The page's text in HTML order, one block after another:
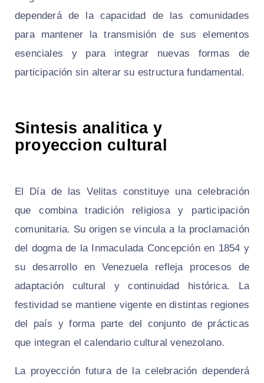
dependerá de la capacidad de las comunidades
para mantener la transmisión de sus elementos
esenciales y para integrar nuevas formas de
participación sin alterar su estructura fundamental.
Sintesis analitica y
proyeccion cultural
El Día de las Velitas constituye una celebración
que combina tradición religiosa y participación
comunitaria. Su origen se vincula a la proclamación
del dogma de la Inmaculada Concepción en 1854 y
su desarrollo en Venezuela refleja procesos de
adaptación cultural y continuidad histórica. La
festividad se mantiene vigente en distintas regiones
del país y forma parte del conjunto de prácticas
que integran el calendario cultural venezolano.
La proyección futura de la celebración dependerá